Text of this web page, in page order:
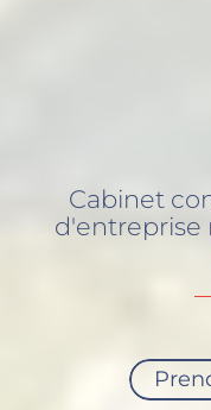
Cabinet
d'entreprise